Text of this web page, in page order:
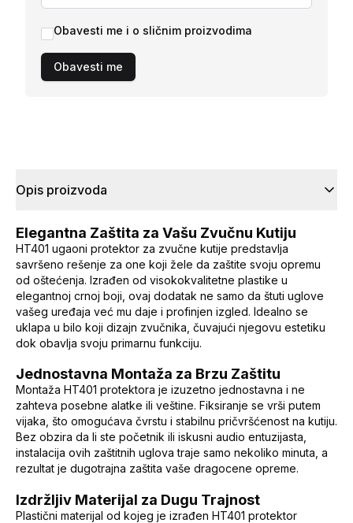
Obavesti me i o sličnim proizvodima
Obavesti me
Opis proizvoda
Elegantna Zaštita za Vašu Zvučnu Kutiju
HT401 ugaoni protektor za zvučne kutije predstavlja
savršeno rešenje za one koji žele da zaštite svoju opremu
od oštećenja. Izrađen od visokokvalitetne plastike u
elegantnoj crnoj boji, ovaj dodatak ne samo da štuti uglove
vašeg uređaja već mu daje i profinjen izgled. Idealno se
uklapa u bilo koji dizajn zvučnika, čuvajući njegovu estetiku
dok obavlja svoju primarnu funkciju.
Jednostavna Montaža za Brzu Zaštitu
Montaža HT401 protektora je izuzetno jednostavna i ne
zahteva posebne alatke ili veštine. Fiksiranje se vrši putem
vijaka, što omogućava čvrstu i stabilnu pričvršćenost na kutiju.
Bez obzira da li ste početnik ili iskusni audio entuzijasta,
instalacija ovih zaštitnih uglova traje samo nekoliko minuta, a
rezultat je dugotrajna zaštita vaše dragocene opreme.
Izdržljiv Materijal za Dugu Trajnost
Plastični materijal od kojeg je izrađen HT401 protektor